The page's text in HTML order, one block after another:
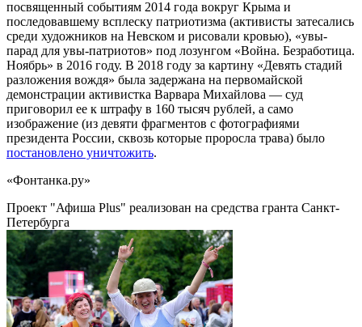
посвященный событиям 2014 года вокруг Крыма и
последовавшему всплеску патриотизма (активисты затесались
среди художников на Невском и рисовали кровью), «увы-
парад для увы-патриотов» под лозунгом «Война. Безработица.
Ноябрь» в 2016 году. В 2018 году за картину «Девять стадий
разложения вождя» была задержана на первомайской
демонстрации активистка Варвара Михайлова — суд
приговорил ее к штрафу в 160 тысяч рублей, а само
изображение (из девяти фрагментов с фотографиями
президента России, сквозь которые проросла трава) было
постановлено уничтожить.
«Фонтанка.ру»
Проект "Афиша Plus" реализован на средства гранта Санкт-
Петербурга